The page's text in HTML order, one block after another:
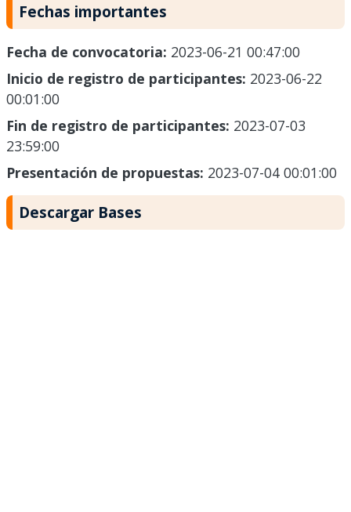
Fechas importantes
Fecha de convocatoria: 2023-06-21 00:47:00
Inicio de registro de participantes: 2023-06-22
00:01:00
Fin de registro de participantes: 2023-07-03
23:59:00
Presentación de propuestas: 2023-07-04 00:01:00
Descargar Bases